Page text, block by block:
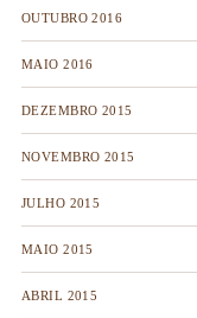
OUTUBRO 2016
MAIO 2016
DEZEMBRO 2015
NOVEMBRO 2015
JULHO 2015
MAIO 2015
ABRIL 2015